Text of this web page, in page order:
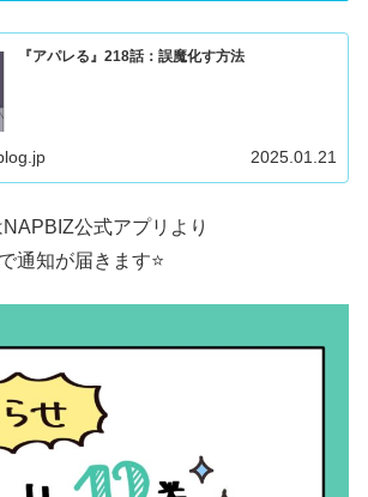
『アパレる』218話：誤魔化す方法
2025.01.21
公式アプリより
通知が届きます⭐️